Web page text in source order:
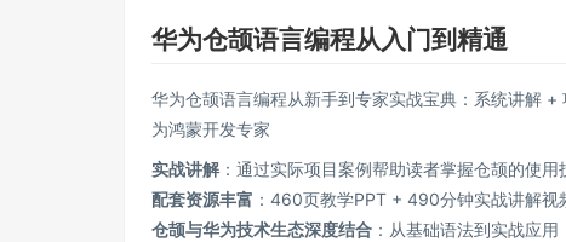
华为仓颉语言编程从入门到精通
华为仓颉语言编程从新手到专家实战宝典：系统讲解
为鸿蒙开发专家
实战讲解：通过实际项目案例帮助读者掌握仓颉的使用
配套资源丰富 ：460页教学PPT + 490分钟实战讲解视
仓颉与华为技术生态深度结合 ：从基础语法到实战应